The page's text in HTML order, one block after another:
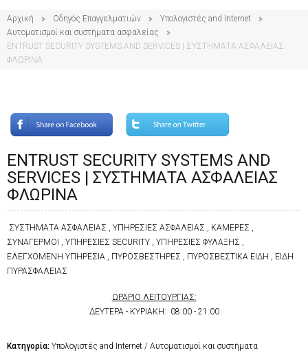
Αρχική Οδηγός Επαγγελματιών
Υπολογιστές and Internet
Αυτοματισμοί και συστήματα ασφαλείας
ENTRUST SECURITY SYSTEMS AND SERVICES | ΣΥΣΤΗΜΑΤΑ ΑΣΦΑΛΕΙΑΣ
ΦΛΩΡΙΝΑ
ENTRUST SECURITY SYSTEMS AND
SERVICES | ΣΥΣΤΗΜΑΤΑ ΑΣΦΑΛΕΙΑΣ
ΦΛΩΡΙΝΑ
ΣΥΣΤΗΜΑΤΑ ΑΣΦΑΛΕΙΑΣ , ΥΠΗΡΕΣΙΕΣ ΑΣΦΑΛΕΙΑΣ , ΚΑΜΕΡΕΣ ,
ΣΥΝΑΓΕΡΜΟΙ , ΥΠΗΡΕΣΙΕΣ SECURITY , ΥΠΗΡΕΣΙΕΣ ΦΥΛΑΞΗΣ ,
ΕΛΕΓΧΟΜΕΝΗ ΥΠΗΡΕΣΙΑ , ΠΥΡΟΣΒΕΣΤΗΡΕΣ , ΠΥΡΟΣΒΕΣΤΙΚΑ ΕΙΔΗ , ΕΙΔΗ
ΠΥΡΑΣΦΑΛΕΙΑΣ
ΩΡΑΡΙΟ ΛΕΙΤΟΥΡΓΙΑΣ:
ΔΕΥΤΕΡΑ - ΚΥΡΙΑΚΗ: 08:00 - 21:00
Κατηγορία: Υπολογιστές and Internet / Αυτοματισμοί και συστήματα